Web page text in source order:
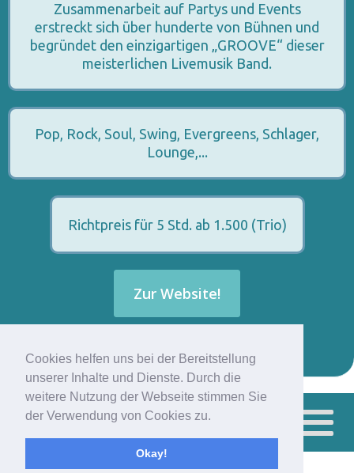
Cookies helfen uns bei der Bereitstellung
unserer Inhalte und Dienste. Durch die
weitere Nutzung der Webseite stimmen Sie
der Verwendung von Cookies zu.
Okay!
Zusammenarbeit auf Partys und Events
erstreckt sich über hunderte von Bühnen und
begründet den einzigartigen „GROOVE“ dieser
meisterlichen Livemusik Band.
Pop, Rock, Soul, Swing, Evergreens, Schlager,
Lounge,...
Richtpreis für 5 Std. ab 1.500 (Trio)
Zur Website!
A-Z-Eventratgeber
© a-z-eventratgeber.com